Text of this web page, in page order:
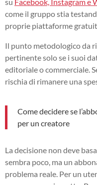
come il gruppo stia
proprie piattaforme
Il punto metodologico da
pertinente solo se i suoi
editoriale o commerciale.
rischia di rimanere una
Come decidere se
per un creatore
La decisione non deve
sembra poco, ma un
problema reale. Per un